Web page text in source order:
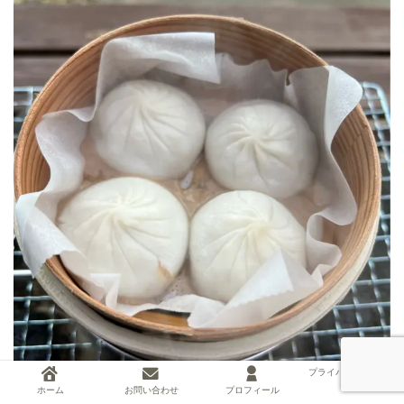
ホーム お問い合わせ プロフィール
プライバシーポリシー